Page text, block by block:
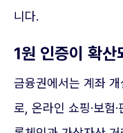
니다.
1원 인증이 확
금융권에서는 계좌
로, 온라인 쇼핑·보험